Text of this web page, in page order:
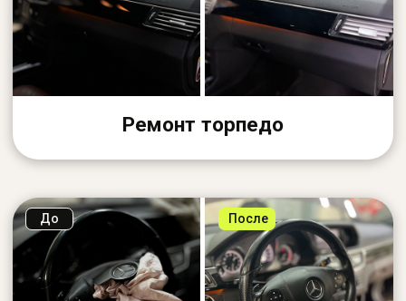
Выдача автомобиля
Проверяете качество и забираете
4
БОЛЬШЕ, ЧЕМ ПРОСТО РЕМОНТ